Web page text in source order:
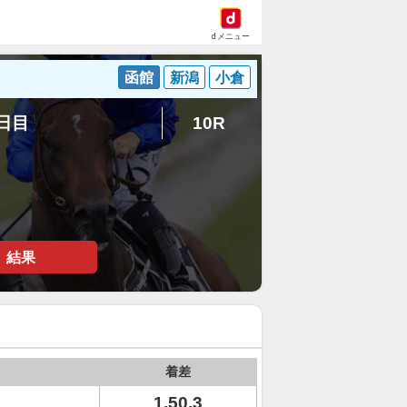
dメニュー
函館 新潟 小倉
目 10R
結果
着差
1.50.3